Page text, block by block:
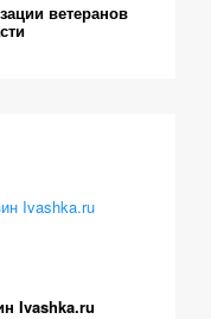
ветеранов
Ivashka.ru